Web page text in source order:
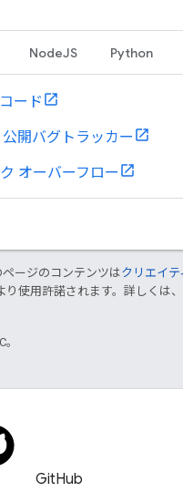
NodeJS Python
ード
公開バグトラッカー
オーバーフロー
ージのコンテンツはクリエイ
り使用許諾されます。詳しくは、
GitHub